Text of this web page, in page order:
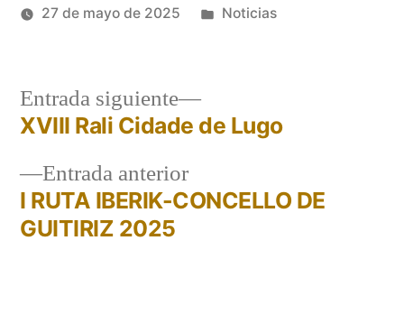
27 de mayo de 2025
Publicado
Noticias
Navegación
de
entradas
Entrada anteriorEntrada
anterior:
I RUTA IBERIK-CONCELLO DE
GUITIRIZ 2025
Entrada siguiente
Entrada
siguiente:
XVIII Rali Cidade de Lugo